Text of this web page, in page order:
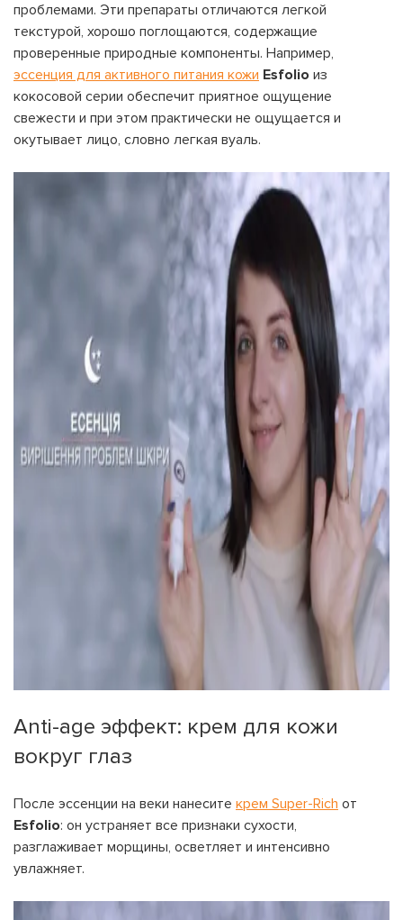
проблемами. Эти препараты отличаются легкой
текстурой, хорошо поглощаются, содержащие
проверенные природные компоненты. Например,
эссенция для активного питания кожи Esfolio из
кокосовой серии обеспечит приятное ощущение
свежести и при этом практически не ощущается и
окутывает лицо, словно легкая вуаль.
Anti-age эффект: крем для кожи
вокруг глаз
После эссенции на веки нанесите крем Super-Rich от
Esfolio: он устраняет все признаки сухости,
разглаживает морщины, осветляет и интенсивно
увлажняет.
Имя пользователя:
Номер карты лояльности:
Бонусов на счету:
Авторизация
ЗАРЕГИСТРИРОВАТЬСЯ
100